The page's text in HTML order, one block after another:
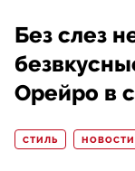
Без слез
Орейро в
СТИЛЬ НОВОСТИ